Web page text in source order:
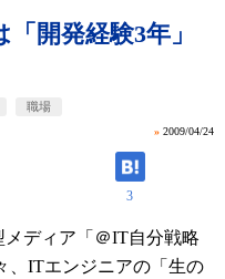
開発経験3年」
職場
» 2009/04/24
3
ディア「＠IT自分戦略
、ITエンジニアの「生の